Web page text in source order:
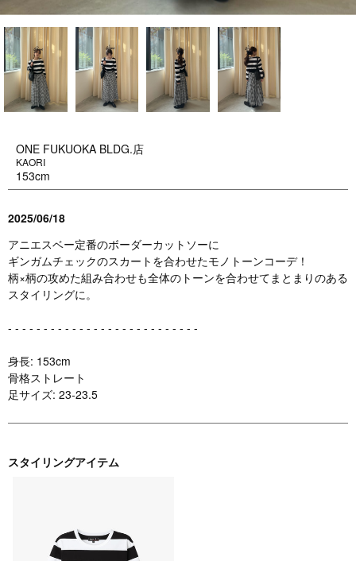
ONE FUKUOKA BLDG.店
KAORI
153cm
2025/06/18
アニエスベー定番のボーダーカットソーに
ギンガムチェックのスカートを合わせたモノトーンコーデ！
柄×柄の攻めた組み合わせも全体のトーンを合わせてまとまりのある
スタイリングに。
- - - - - - - - - - - - - - - - - - - - - - - - - - -
身長: 153cm
骨格ストレート
足サイズ: 23-23.5
スタイリングアイテム